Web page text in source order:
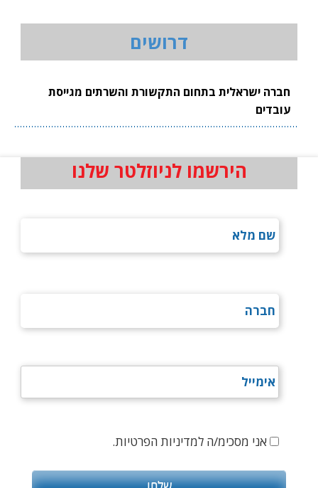
דרושים
חברה ישראלית בתחום התקשורת והשרתים מגייסת
עובדים
הירשמו לניוזלטר שלנו
אני מסכימ/ה למדיניות הפרטיות.